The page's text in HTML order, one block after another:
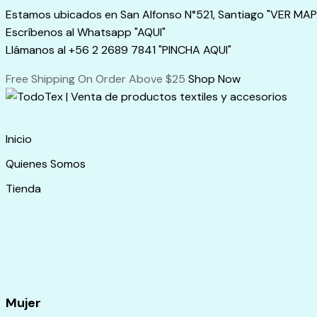
Skip
to
content
Estamos ubicados en San Alfonso N°521, Santiago "VER
Escríbenos al Whatsapp "AQUI"
Llámanos al +56 2 2689 7841 "PINCHA AQUI"
Free Shipping On Order Above $25 Shop Now
Inicio
Quienes Somos
Tienda
Mujer